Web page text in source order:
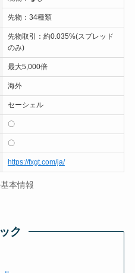
先物：34種類
先物取引：約0.035%(スプレッド
のみ)
最大5,000倍
海外
セーシェル
〇
〇
https://fxgt.com/ja/
本情報
ク